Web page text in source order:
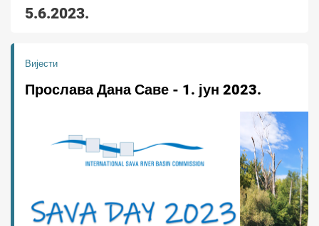
5.6.2023.
Вијести
Прослава Дана Саве - 1. јун 2023.